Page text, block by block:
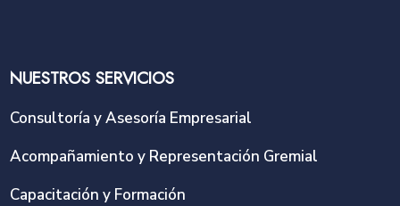
NUESTROS SERVICIOS
Consultoría y Asesoría Empresarial
Acompañamiento y Representación Gremial
Capacitación y Formación